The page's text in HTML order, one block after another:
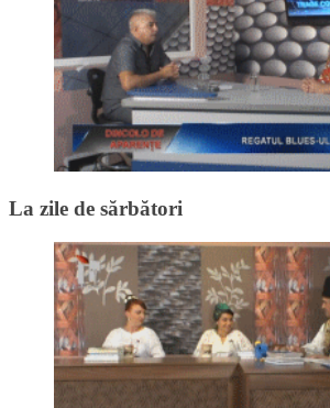
La zile de sărbători